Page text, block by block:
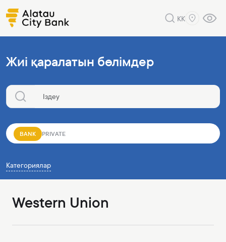
KK
Жиі қаралатын бөлімдер
BANK PRIVATE
Категориялар
Western Union